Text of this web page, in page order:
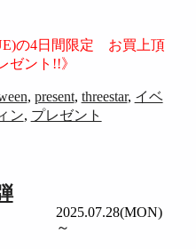
の4日間限定 お買上頂
ゼント!!》
, present, threestar, イベ
ン, プレゼント
2025.07.28(MON)
～